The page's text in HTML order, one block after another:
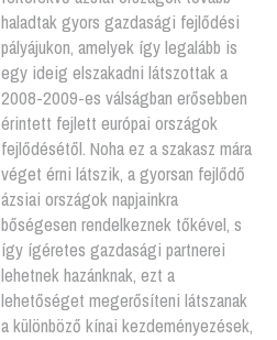
haladtak gyors gazdasági fejlődési
pályájukon, amelyek így legalább is
egy ideig elszakadni látszottak a
2008-2009-es válságban erősebben
érintett fejlett európai országok
fejlődésétől. Noha ez a szakasz mára
véget érni látszik, a gyorsan fejlődő
ázsiai országok napjainkra
bőségesen rendelkeznek tőkével, s
így ígéretes gazdasági partnerei
lehetnek hazánknak, ezt a
lehetőséget megerősíteni látszanak
a különböző kínai kezdeményezések,